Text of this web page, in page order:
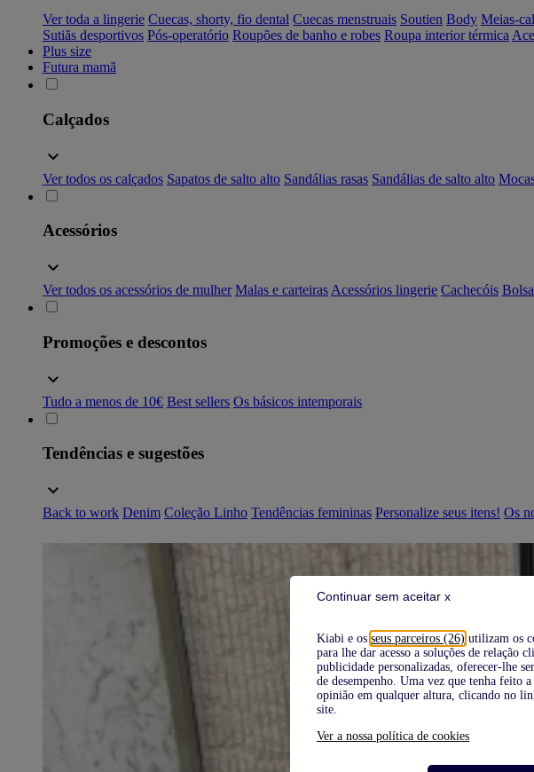
Kiabi e os seus parceiros (26) utilizam os
para lhe dar acesso a soluções de relação
publicidade personalizadas, oferecer-lhe
de desempenho. Uma vez que tenha feito
opinião em qualquer altura, clicando no
site.
Ver a nossa política de cookies
Continuar sem aceitar x
Ver toda a lingerie Cuecas, shorty, fio dental Cuecas menstruais Soutien Body Meias-
Sutiãs desportivos Pós-operatório Roupões de banho e robes Roupa interior térmica
Plus size
Futura mamã
Calçados
Ver todos os calçados Sapatos de salto alto Sandálias rasas Sandálias de salto alto
Acessórios
Ver todos os acessórios de mulher Malas e carteiras Acessórios lingerie Cachecóis
Promoções e descontos
Tudo a menos de 10€ Best sellers Os básicos intemporais
Tendências e sugestões
Back to work Denim Coleção Linho Tendências femininas Personalize seus itens! Os